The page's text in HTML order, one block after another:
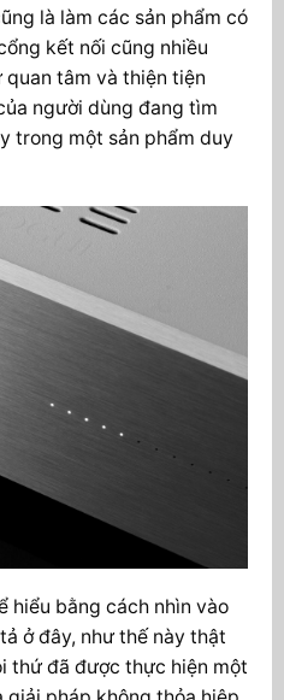
là làm các sản phẩm có
kết nối cũng nhiều
tâm và thiện tiện
người dùng đang tìm
trong một sản phẩm duy
hiểu bằng cách nhìn vào
ở đây, như thế này thật
thứ đã được thực hiện một